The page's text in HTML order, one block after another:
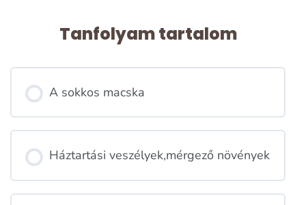
Tanfolyam tartalom
A sokkos macska
Háztartási veszélyek,mérgező növények